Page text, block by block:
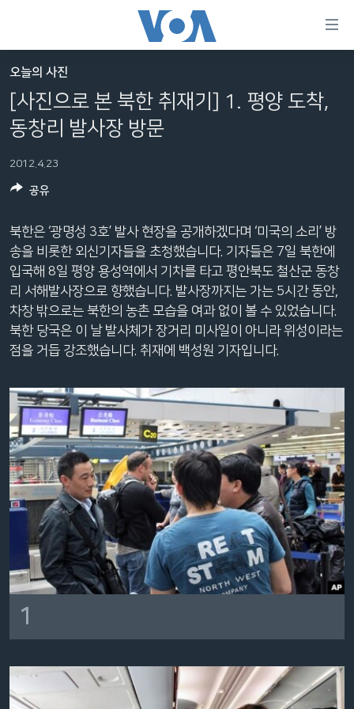
가
능
링
메
인
텐
츠
로
이
동
메
인
비
이
션
으
로
이
으
세계
VOD
라디오
프로그램
주파수 안내
언어 선택
오늘의 사진
[사진으로 본 북한 취재기] 1. 평양 도착,
동창리 발사장 방문
2012.4.23
북한은 ‘광명성 3호’ 발사 현장을 공개하겠다며 ‘미국의 소리’ 방
송을 비롯한 외신기자들을 초청했습니다. 기자들은 7일 북한에
입국해 8일 평양 용성역에서 기차를 타고 평안북도 철산군 동창
리 서해발사장으로 향했습니다. 발사장까지는 가는 5시간 동안,
차창 밖으로는 북한의 농촌 모습을 여과 없이 볼 수 있었습니다.
북한 당국은 이 날 발사체가 장거리 미사일이 아니라 위성이라는
점을 거듭 강조했습니다. 취재에 백성원 기자입니다.
1
공유